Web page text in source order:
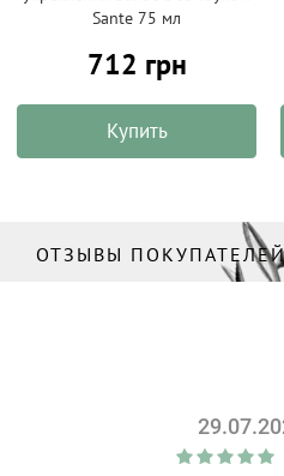
Sante 75 мл
712 грн
Купить
ОТЗЫВЫ